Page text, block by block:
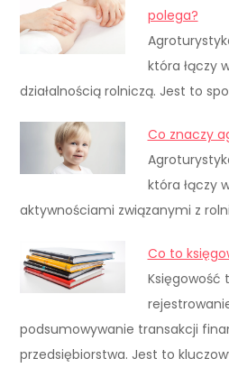
polega?
która łączy
działalnością rolniczą. Jest to
Co znaczy
która łączy
aktywnościami związanymi z
Co to
Księgowość
podsumowywanie transakcji
przedsiębiorstwa. Jest to